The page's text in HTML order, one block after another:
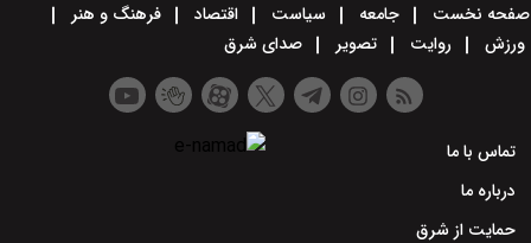
صفحه نخست جامعه سیاست اقتصاد
فرهنگ و هنر
ورزش
روایت تصویر صدای شرق
تماس با ما
درباره ما
حمایت از شرق